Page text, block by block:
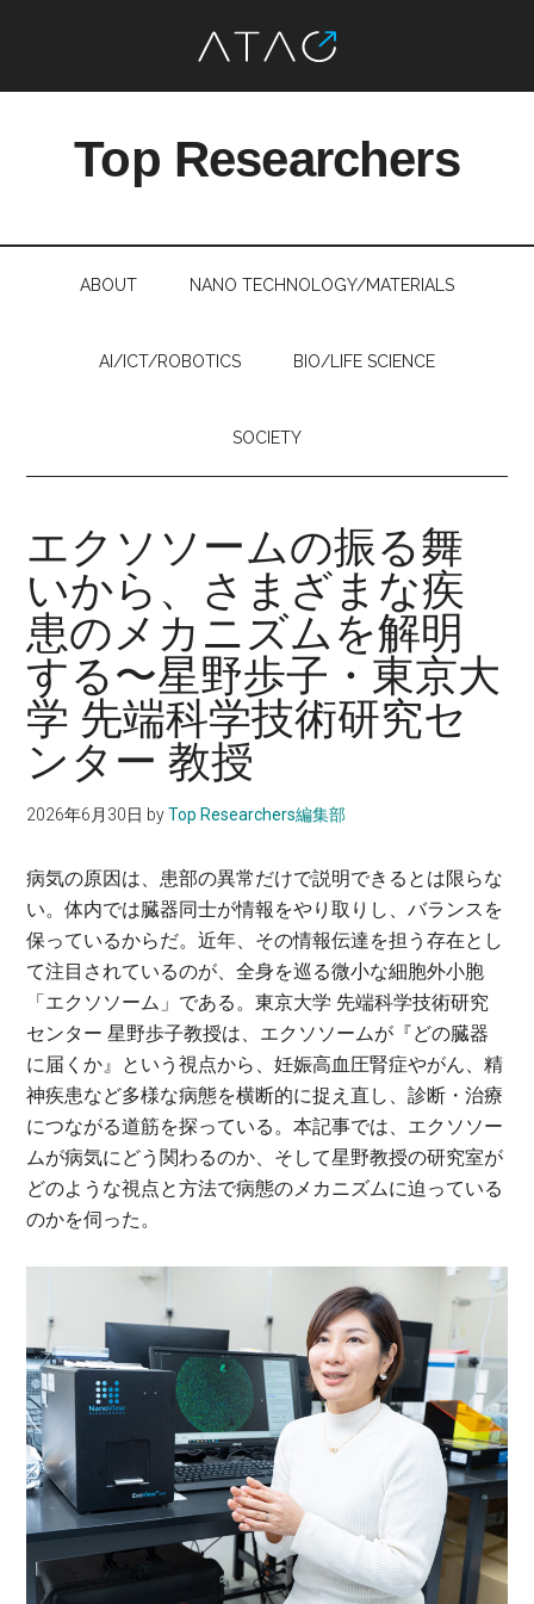
Top Researchers
に。
ABOUT NANO TECHNOLOGY/MATERIALS
AI/ICT/ROBOTICS BIO/LIFE SCIENCE
SOCIETY
エクソソームの振る舞
いから、さまざまな疾
患のメカニズムを解明
する〜星野歩子・東京大
学 先端科学技術研究セ
ンター 教授
2026年6月30日 byTop Researchers編集部
病気の原因は、患部の異常だけで説明できるとは限らな
い。体内では臓器同士が情報をやり取りし、バランスを
保っているからだ。近年、その情報伝達を担う存在とし
て注目されているのが、全身を巡る微小な細胞外小胞
「エクソソーム」である。東京大学 先端科学技術研究
センター 星野歩子教授は、エクソソームが『どの臓器
に届くか』という視点から、妊娠高血圧腎症やがん、精
神疾患など多様な病態を横断的に捉え直し、診断・治療
につながる道筋を探っている。本記事では、エクソソー
ムが病気にどう関わるのか、そして星野教授の研究室が
どのような視点と方法で病態のメカニズムに迫っている
のかを伺った。